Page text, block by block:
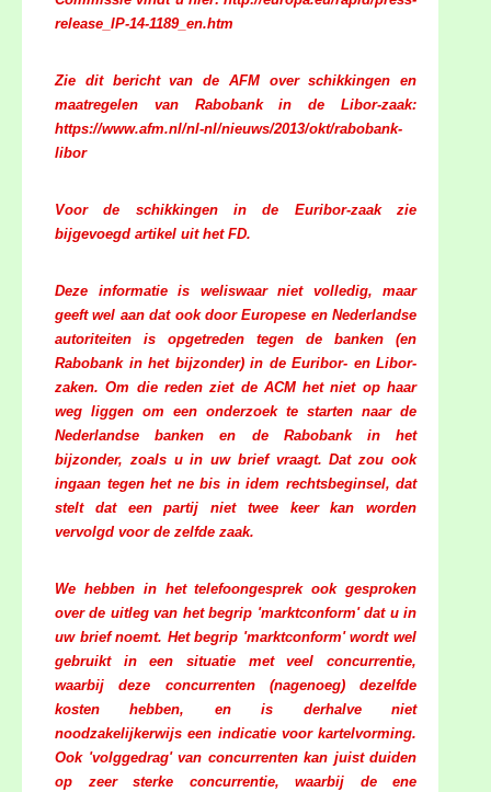
release_IP-14-1189_en.htm
Zie dit bericht van de AFM over schikkingen en
maatregelen van Rabobank in de Libor-zaak:
https://www.afm.nl/nl-nl/nieuws/2013/okt/rabobank-
libor
Voor de schikkingen in de Euribor-zaak zie
bijgevoegd artikel uit het FD.
Deze informatie is weliswaar niet volledig, maar
geeft wel aan dat ook door Europese en Nederlandse
autoriteiten is opgetreden tegen de banken (en
Rabobank in het bijzonder) in de Euribor- en Libor-
zaken. Om die reden ziet de ACM het niet op haar
weg liggen om een onderzoek te starten naar de
Nederlandse banken en de Rabobank in het
bijzonder, zoals u in uw brief vraagt. Dat zou ook
ingaan tegen het ne bis in idem rechtsbeginsel, dat
stelt dat een partij niet twee keer kan worden
vervolgd voor de zelfde zaak.
We hebben in het telefoongesprek ook gesproken
over de uitleg van het begrip 'marktconform' dat u in
uw brief noemt. Het begrip 'marktconform' wordt wel
gebruikt in een situatie met veel concurrentie,
waarbij deze concurrenten (nagenoeg) dezelfde
kosten hebben, en is derhalve niet
noodzakelijkerwijs een indicatie voor kartelvorming.
Ook 'volggedrag' van concurrenten kan juist duiden
op zeer sterke concurrentie, waarbij de ene